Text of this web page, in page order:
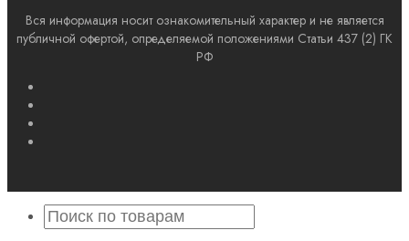
Вся информация носит ознакомительный характер и не является
публичной офертой, определяемой положениями Статьи 437 (2) ГК
РФ